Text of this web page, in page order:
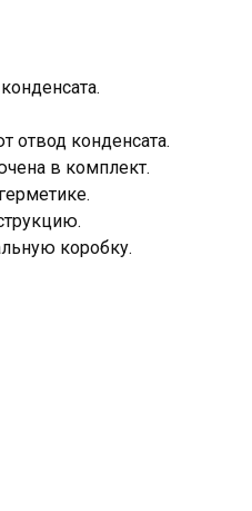
отвод конденсата.
в комплект.
коробку.